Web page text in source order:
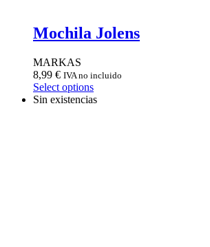
Mochila Jolens
MARKAS
8,99 € IVA no incluido
Select options
Sin existencias